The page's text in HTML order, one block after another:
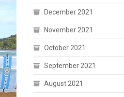
December 2021
November 2021
October 2021
September 2021
August 2021